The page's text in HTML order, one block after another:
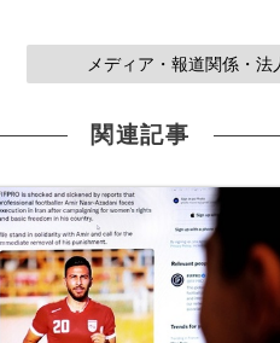
メディア・報道関係・
関連記事